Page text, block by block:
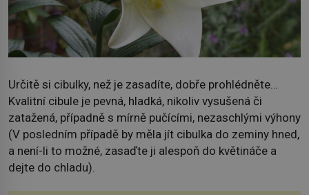
Určitě si cibulky, než je zasadíte, dobře prohlédněte…
Kvalitní cibule je pevná, hladká, nikoliv vysušená či
zatažená, případně s mírně pučícími, nezaschlými výhony
(V posledním případě by měla jít cibulka do zeminy hned,
a není-li to možné, zasaďte ji alespoň do květináče a
dejte do chladu).